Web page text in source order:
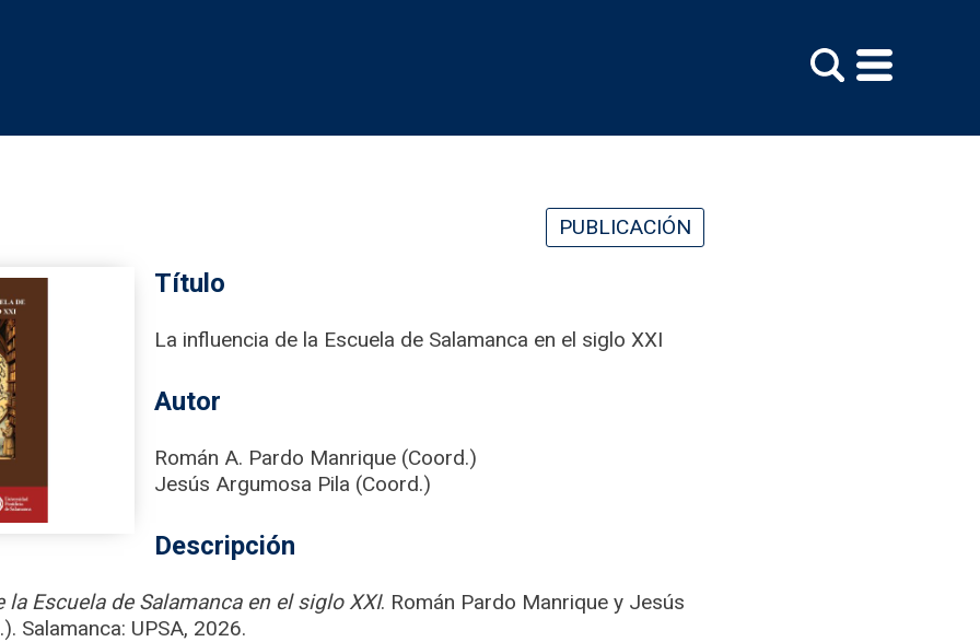
PUBLICACIÓN
Título
La influencia de la Escuela de Salamanca en el siglo XXI
Autor
Román A. Pardo Manrique (Coord.)
Jesús Argumosa Pila (Coord.)
Descripción
la Escuela de Salamanca en el siglo XXI. Román Pardo Manrique y Jesús
Salamanca: UPSA, 2026.